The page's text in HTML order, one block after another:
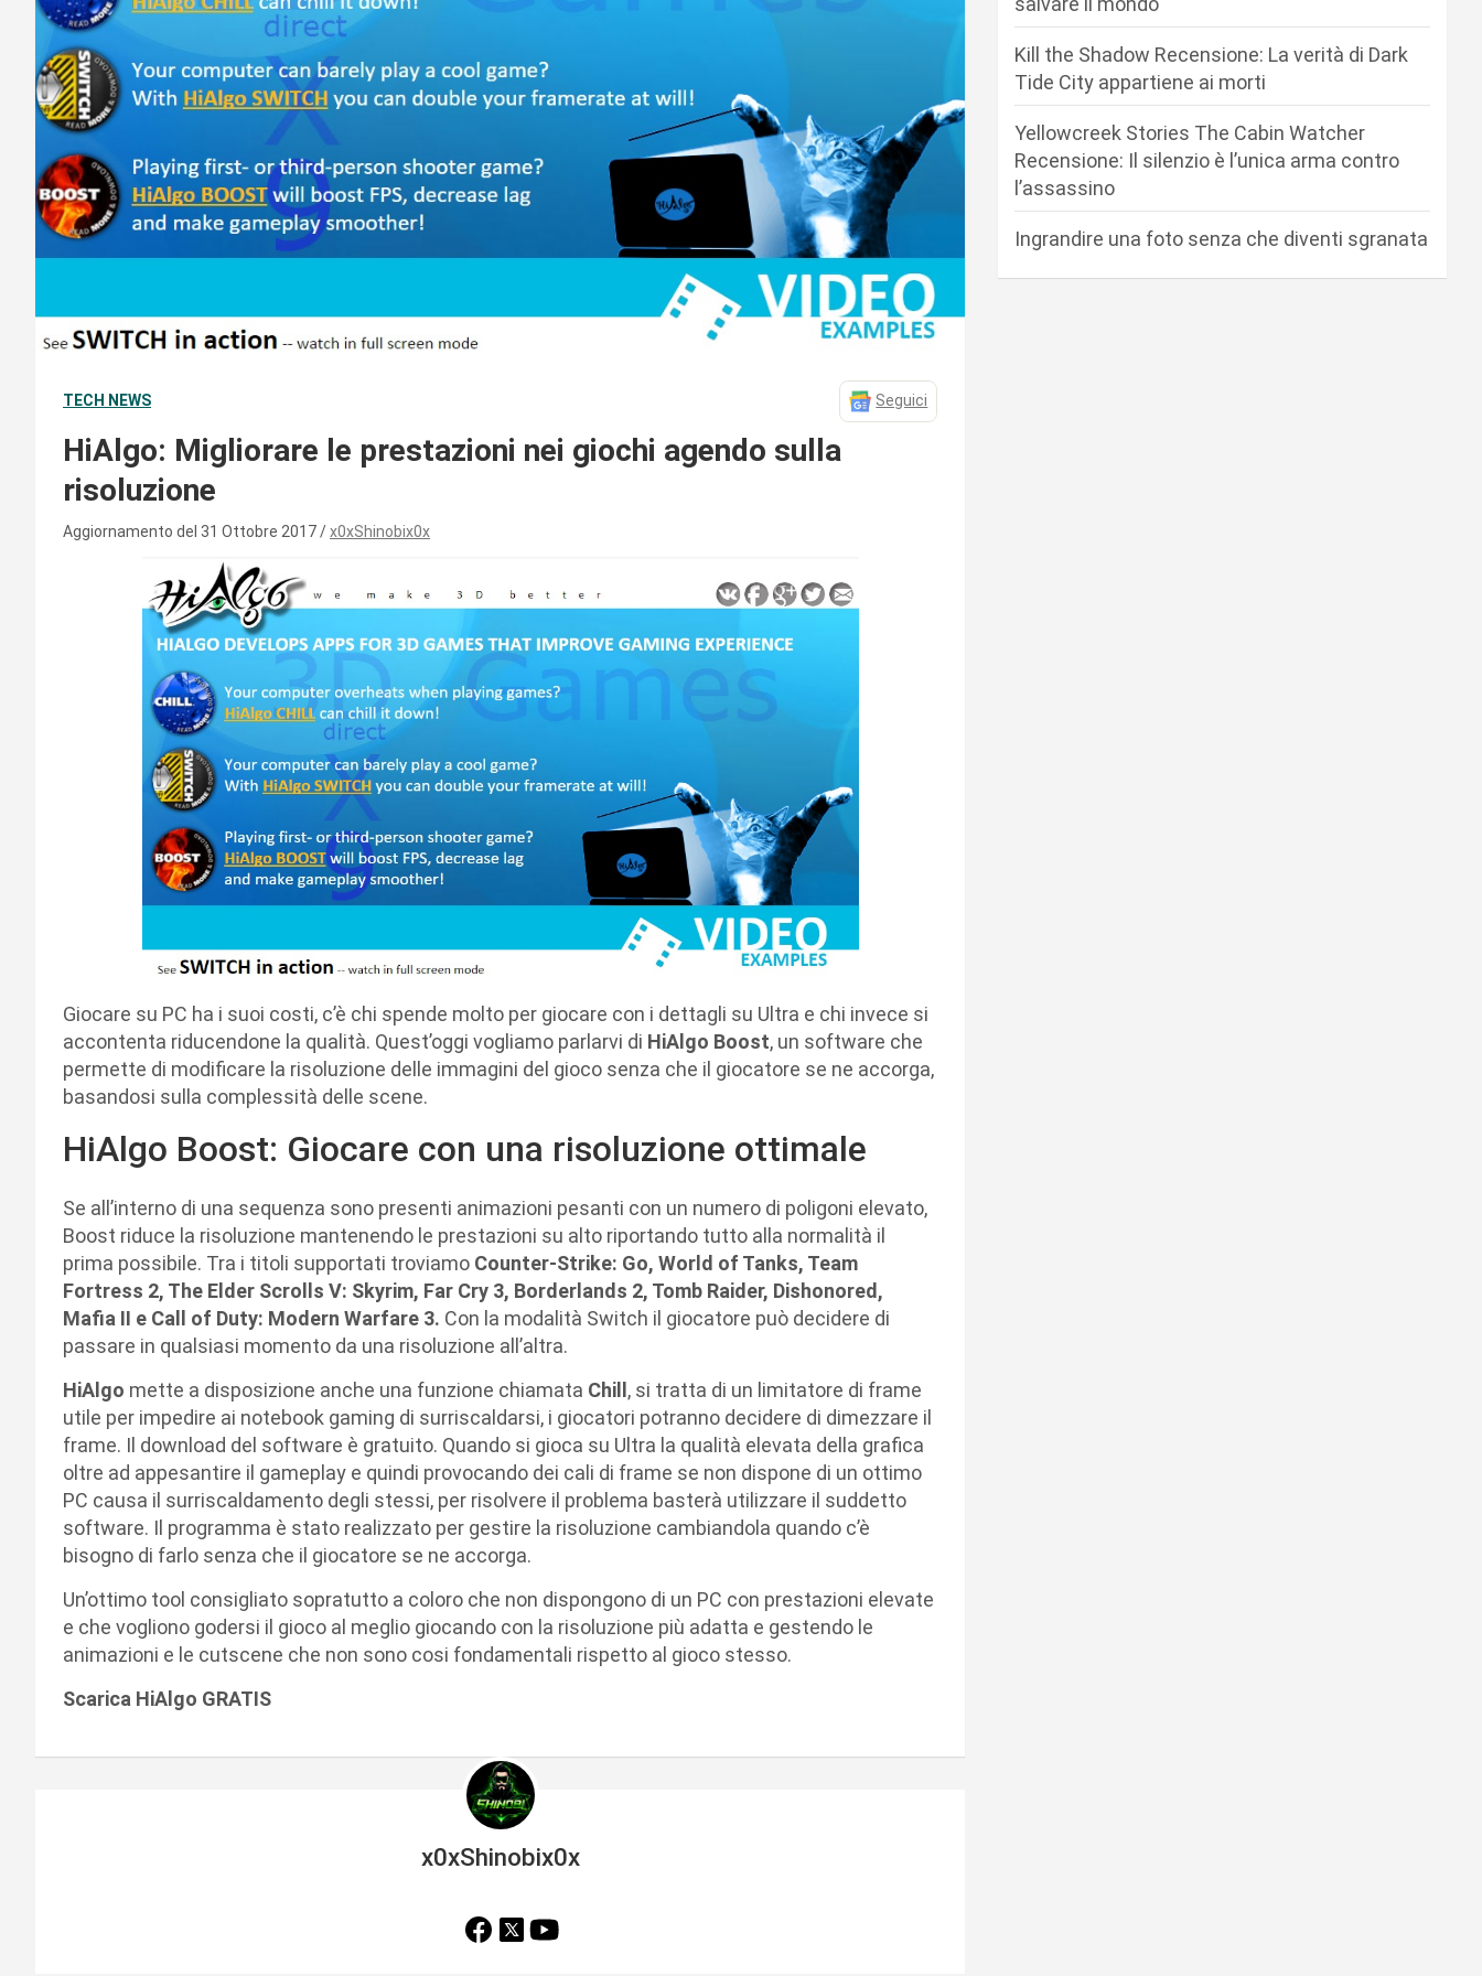
TECH NEWS Seguici
HiAlgo: Migliorare le prestazioni nei giochi agendo sulla
risoluzione
Aggiornamento del 31 Ottobre 2017 x0xShinobix0x
Giocare su PC ha i suoi costi, c’è chi spende molto per giocare con i dettagli su Ultra e chi invece si
accontenta riducendone la qualità. Quest’oggi vogliamo parlarvi di HiAlgo Boost, un software che
permette di modificare la risoluzione delle immagini del gioco senza che il giocatore se ne accorga,
basandosi sulla complessità delle scene.
HiAlgo Boost: Giocare con una risoluzione ottimale
Se all’interno di una sequenza sono presenti animazioni pesanti con un numero di poligoni elevato,
Boost riduce la risoluzione mantenendo le prestazioni su alto riportando tutto alla normalità il
prima possibile. Tra i titoli supportati troviamo Counter-Strike: Go, World of Tanks, Team
Fortress 2, The Elder Scrolls V: Skyrim, Far Cry 3, Borderlands 2, Tomb Raider, Dishonored,
Mafia II e Call of Duty: Modern Warfare 3. Con la modalità Switch il giocatore può decidere di
passare in qualsiasi momento da una risoluzione all’altra.
HiAlgo mette a disposizione anche una funzione chiamata Chill, si tratta di un limitatore di frame
utile per impedire ai notebook gaming di surriscaldarsi, i giocatori potranno decidere di dimezzare il
frame. Il download del software è gratuito. Quando si gioca su Ultra la qualità elevata della grafica
oltre ad appesantire il gameplay e quindi provocando dei cali di frame se non dispone di un ottimo
PC causa il surriscaldamento degli stessi, per risolvere il problema basterà utilizzare il suddetto
software. Il programma è stato realizzato per gestire la risoluzione cambiandola quando c’è
bisogno di farlo senza che il giocatore se ne accorga.
Un’ottimo tool consigliato sopratutto a coloro che non dispongono di un PC con prestazioni elevate
e che vogliono godersi il gioco al meglio giocando con la risoluzione più adatta e gestendo le
animazioni e le cutscene che non sono cosi fondamentali rispetto al gioco stesso.
Scarica HiAlgo GRATIS
x0xShinobix0x
Kill the Shadow Recensione: La verità di Dark
Tide City appartiene ai morti
Yellowcreek Stories The Cabin Watcher
Recensione: Il silenzio è l’unica arma contro
l’assassino
Ingrandire una foto senza che diventi sgranata